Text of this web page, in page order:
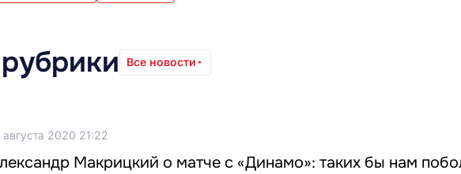
Все новости
августа 2020 21:22
Макрицкий о матче с «Динамо»: таких бы нам